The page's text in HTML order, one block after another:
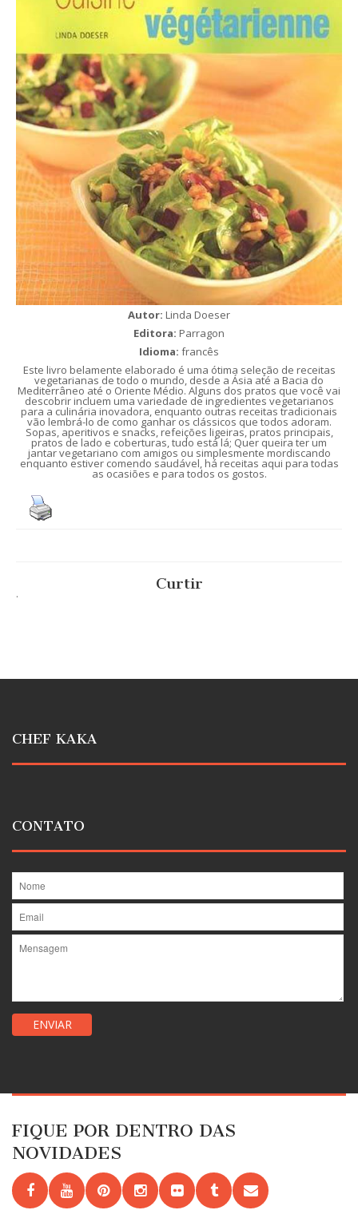
Autor: Linda Doeser
Editora: Parragon
Idioma: francês
Este livro belamente elaborado é uma ótima seleção de receitas
vegetarianas de todo o mundo, desde a Ásia até a Bacia do
Mediterrâneo até o Oriente Médio. Alguns dos pratos que você vai
descobrir incluem uma variedade de ingredientes vegetarianos
para a culinária inovadora, enquanto outras receitas tradicionais
vão lembrá-lo de como ganhar os clássicos que todos adoram.
Sopas, aperitivos e snacks, refeições ligeiras, pratos principais,
pratos de lado e coberturas, tudo está lá; Quer queira ter um
jantar vegetariano com amigos ou simplesmente mordiscando
enquanto estiver comendo saudável, há receitas aqui para todas
as ocasiões e para todos os gostos.
Curtir
.
CHEF KAKA
CONTATO
FIQUE POR DENTRO DAS
NOVIDADES